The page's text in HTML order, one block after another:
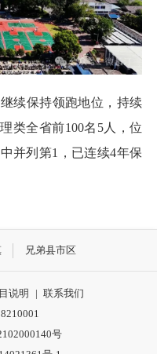
保持领跑地位，持续
类全省前100名5人，位
并列第1，已连续4年保
兄弟县市区
说明 | 联系我们
号